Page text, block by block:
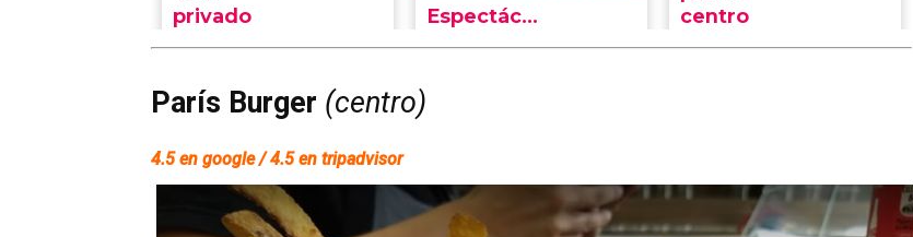
París Burger (centro)
4.5 en google / 4.5 en tripadvisor